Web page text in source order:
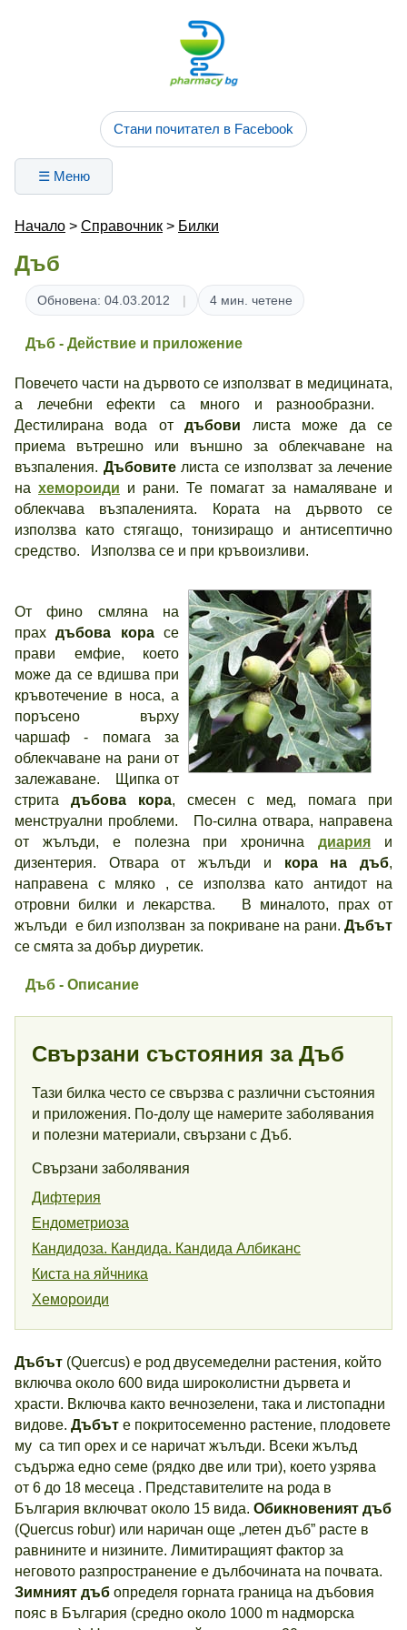
Стани почитател в Facebook
☰ Меню
Начало > Справочник > Билки
Дъб
Обновена: 04.03.2012 4 мин. четене
Дъб - Действие и приложение
Повечето части на дървото се използват в медицината,
a лечебни ефекти са много и разнообразни.
Дестилирана вода отдъбови листа може да се
приема вътрешно или външно за облекчаване на
възпаления. Дъбовите листа се използват за лечение
на хемороиди и рани. Те помагат за намаляване и
облекчава възпаленията. Кората на дървото се
използва като стягащо, тонизиращо и антисептично
средство. Използва се и при кръвоизливи.
От фино смляна на
прахдъбова корасе
прави емфие, което
може да се вдишва при
кръвотечение в носа, a
поръсено върху
чаршаф - помага за
облекчаване на рани от
залежаване. Щипка от
стрита дъбова кора, смесен с мед, помага при
менструални проблеми. По-силна отвара, направена
от жълъди, е полезна при хроничнадиария и
дизентерия. Отвара от жълъди и кора на дъб,
направена с мляко , се използва като антидот на
отровни билки и лекарства. В миналото, прах от
жълъди е бил използван за покриване на рани. Дъбът
се смята за добър диуретик.
Дъб - Описание
Свързани състояния за Дъб
Тази билка често се свързва с различни състояния
и приложения. По-долу ще намерите заболявания
и полезни материали, свързани с Дъб.
Свързани заболявания
Дифтерия
Ендометриоза
Кандидоза. Кандида. Кандида Албиканс
Киста на яйчника
Хемороиди
Дъбът (Quercus) е род двусемеделни растения, който
включва около 600 вида широколистни дървета и
храсти. Включва както вечнозелени, така и листопадни
видове. Дъбът е покритосеменно растение, плодовете
му са тип орех и се наричат жълъди. Всеки жълъд
съдържа едно семе (рядко две или три), което узрява
от 6 до 18 месеца . Представителите на рода в
България включват около 15 вида. Обикновеният дъб
(Quercus robur) или наричан още „летен дъб” расте в
равнините и низините. Лимитиращият фактор за
неговото разпространение е дълбочината на почвата.
Зимният дъб определя горната граница на дъбовия
пояс в България (средно около 1000 m надморска